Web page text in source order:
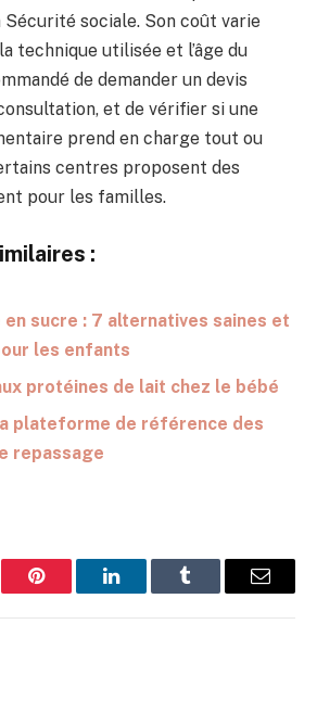
sociale. Son coût varie
technique utilisée et l’âge du
de demander un devis
et de vérifier si une
prend en charge tout ou
centres proposent des
pour les familles.
:
en sucre : 7 alternatives saines et
les enfants
protéines de lait chez le bébé
plateforme de référence des
repassage
Pinterest LinkedInTumblr
E-